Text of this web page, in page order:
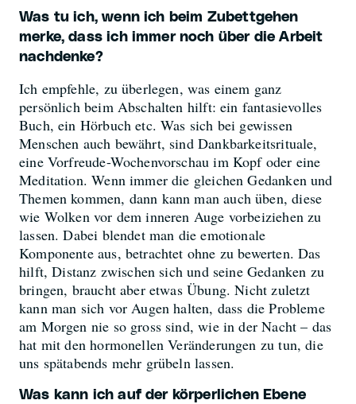
Was tu ich, wenn ich beim Zubettgehen
merke, dass ich immer noch über die Arbeit
nachdenke?
Ich empfehle, zu überlegen, was einem ganz
persönlich beim Abschalten hilft: ein fantasievolles
Buch, ein Hörbuch etc. Was sich bei gewissen
Menschen auch bewährt, sind Dankbarkeitsrituale,
eine Vorfreude-Wochenvorschau im Kopf oder eine
Meditation. Wenn immer die gleichen Gedanken und
Themen kommen, dann kann man auch üben, diese
wie Wolken vor dem inneren Auge vorbeiziehen zu
lassen. Dabei blendet man die emotionale
Komponente aus, betrachtet ohne zu bewerten. Das
hilft, Distanz zwischen sich und seine Gedanken zu
bringen, braucht aber etwas Übung. Nicht zuletzt
kann man sich vor Augen halten, dass die Probleme
am Morgen nie so gross sind, wie in der Nacht – das
hat mit den hormonellen Veränderungen zu tun, die
uns spätabends mehr grübeln lassen.
Was kann ich auf der körperlichen Ebene